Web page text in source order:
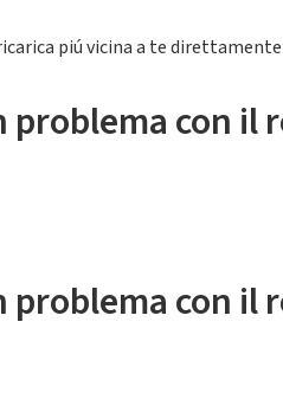
piú vicina a te
problema con il
problema con il